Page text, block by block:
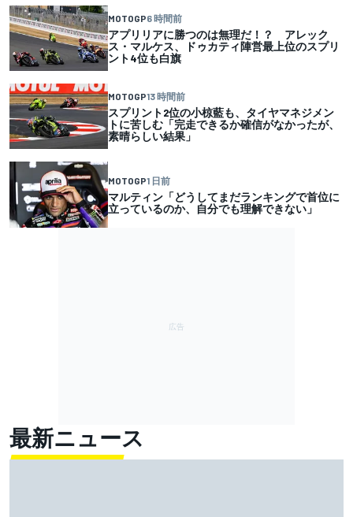
MOTOGP6 時間前
アプリリアに勝つのは無理だ！？ アレック
ス・マルケス、ドゥカティ陣営最上位のスプリ
ント4位も白旗
MOTOGP13 時間前
スプリント2位の小椋藍も、タイヤマネジメン
トに苦しむ「完走できるか確信がなかったが、
素晴らしい結果」
MOTOGP1 日前
マルティン「どうしてまだランキングで首位に
立っているのか、自分でも理解できない」
最新ニュース